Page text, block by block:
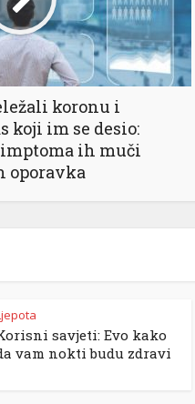
koronu i
koji im se desio:
ih muči
oporavka
savjeti: Evo kako
vam nokti budu zdravi